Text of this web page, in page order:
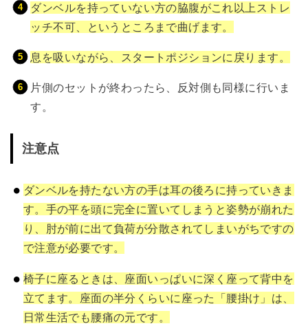
ダンベルを持っていない方の脇腹がこれ以上ストレ
ッチ不可、というところまで曲げます。
息を吸いながら、スタートポジションに戻ります。
片側のセットが終わったら、反対側も同様に行いま
す。
注意点
ダンベルを持たない方の手は耳の後ろに持っていきま
す。手の平を頭に完全に置いてしまうと姿勢が崩れた
り、肘が前に出て負荷が分散されてしまいがちですの
で注意が必要です。
椅子に座るときは、座面いっぱいに深く座って背中を
立てます。座面の半分くらいに座った「腰掛け」は、
日常生活でも腰痛の元です。